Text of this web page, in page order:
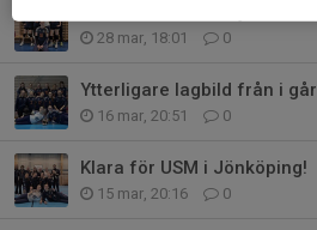
28 mar, 18:01 0
Ytterligare lagbild från i går
16 mar, 20:51 0
Klara för USM i Jönköping!
15 mar, 20:16 0